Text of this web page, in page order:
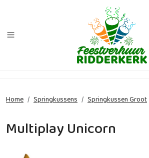
Home Springkussens Springkussen Groot
Multiplay Unicorn